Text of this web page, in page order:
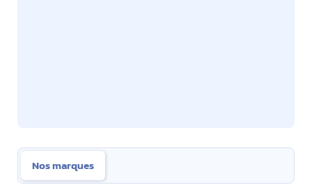
Nos marques